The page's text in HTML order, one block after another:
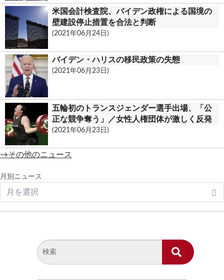
米国会計検査院、バイデン政権による国境の
壁建設停止措置を合法と判断
(2021年06月24日)
バイデン・ハリスの移民政策の失態
(2021年06月23日)
五輪初のトランスジェンダー選手出場、「公
正な競争奪う」／女性人権団体が激しく反発
(2021年06月23日)
→その他のニュース
月別ニュース